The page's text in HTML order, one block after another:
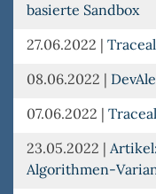
basierte Sandbox
27.06.2022 |
08.06.2022 |
07.06.2022 |
23.05.2022 |
Algorithmen-